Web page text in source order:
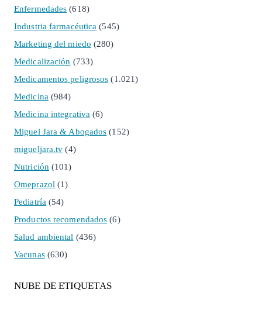
Enfermedades (618)
Industria farmacéutica (545)
Marketing del miedo (280)
Medicalización (733)
Medicamentos peligrosos (1.021)
Medicina (984)
Medicina integrativa (6)
Miguel Jara & Abogados (152)
migueljara.tv (4)
Nutrición (101)
Omeprazol (1)
Pediatría (54)
Productos recomendados (6)
Salud ambiental (436)
Vacunas(630)
NUBE DE ETIQUETAS